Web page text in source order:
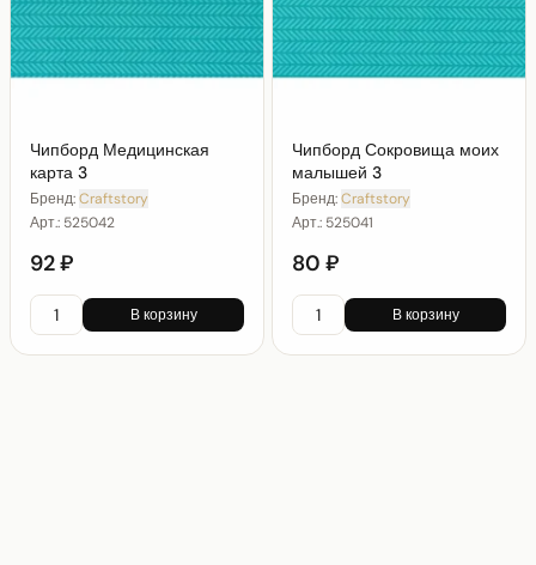
Чипборд Медицинская
карта 3
Бренд:Craftstory
Арт.: 525042
92 ₽
В корзину
Чипборд Сокровища моих
малышей 3
Бренд:Craftstory
Арт.: 525041
80 ₽
В корзину